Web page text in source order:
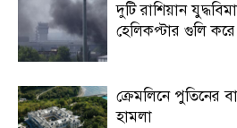
দুটি রাশিয়ান
হেলিকপ্টার গুলি
ক্রেমলিনে পুতিনের
হামলা